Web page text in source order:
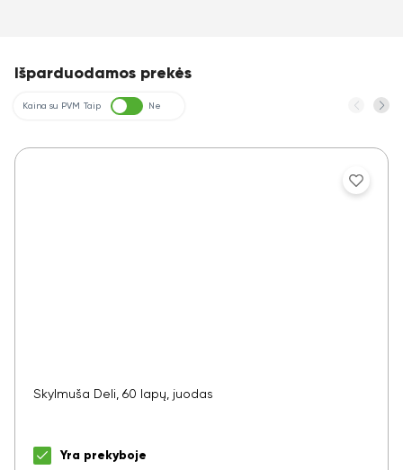
Išparduodamos prekės
Kaina su PVM Taip Ne
Skylmuša Deli, 60 lapų, juodas
Yra prekyboje